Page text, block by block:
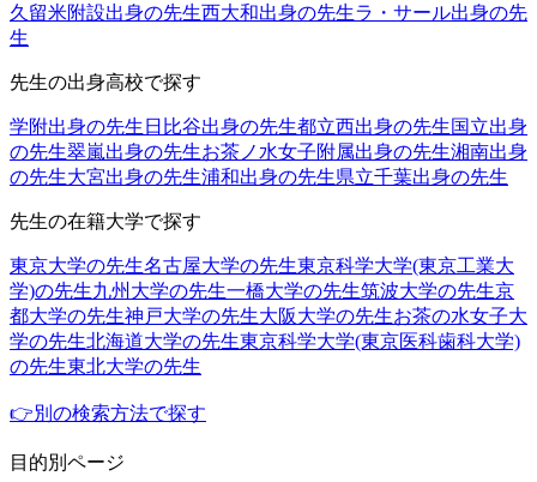
久留米附設出身の先生西大和出身の先生ラ・サール出身の先
生
先生の出身高校で探す
学附出身の先生 日比谷出身の先生都立西出身の先生国立出身
の先生翠嵐出身の先生お茶ノ水女子附属出身の先生湘南出身
の先生大宮出身の先生浦和出身の先生県立千葉出身の先生
先生の在籍大学で探す
東京大学の先生名古屋大学の先生東京科学大学(東京工業大
学)の先生九州大学の先生一橋大学の先生筑波大学の先生京
都大学の先生神戸大学の先生大阪大学の先生お茶の水女子大
学の先生北海道大学の先生東京科学大学(東京医科歯科大学)
の先生東北大学の先生
👉別の検索方法で探す
目的別ページ